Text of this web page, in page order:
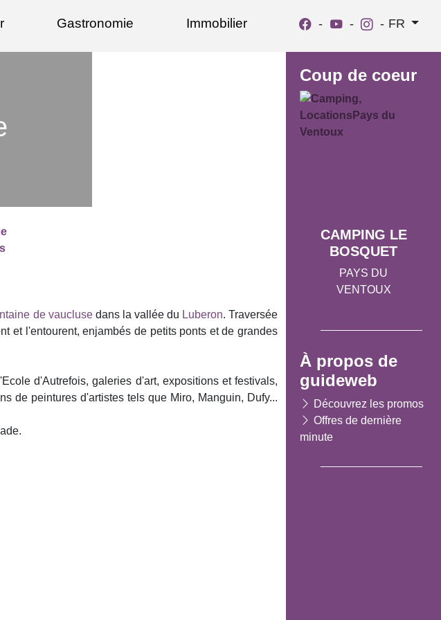
Gastronomie Immobilier - - - FR
de vaucluse dans la vallée du Luberon. Traversée
et l'entourent, enjambés de petits ponts et de grandes
d'Autrefois, galeries d'art, expositions et festivals,
de peintures d'artistes tels que Miro, Manguin, Dufy...
Coup de coeur
CAMPING LE
BOSQUET
PAYS DU
VENTOUX
À propos de
guideweb
Découvrez les promos
Offres de dernière
minute